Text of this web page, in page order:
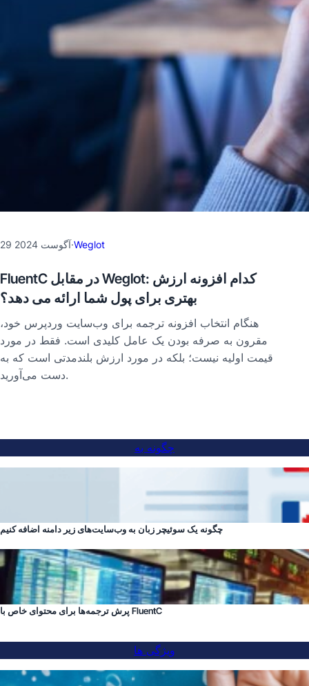
29 آگوست 2024·Weglot
FluentC در مقابل Weglot: کدام افزونه ارزش
بهتری برای پول شما ارائه می دهد؟
هنگام انتخاب افزونه ترجمه برای وب‌سایت وردپرس خود،
مقرون به صرفه بودن یک عامل کلیدی است. فقط در مورد
قیمت اولیه نیست؛ بلکه در مورد ارزش بلندمدتی است که به
دست می‌آورید.
چگونه به
چگونه یک سوئیچر زبان به وب‌سایت‌های زیر دامنه اضافه کنیم
پرش ترجمه‌ها برای محتوای خاص با FluentC
ویژگی ها